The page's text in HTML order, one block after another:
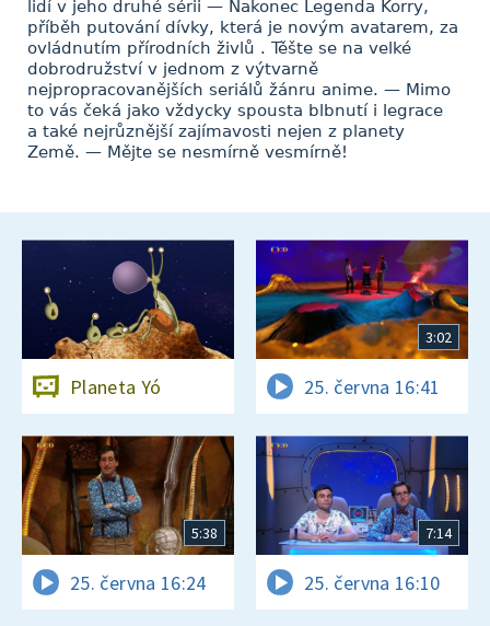
lidí v jeho druhé sérii — Nakonec Legenda Korry,
příběh putování dívky, která je novým avatarem, za
ovládnutím přírodních živlů . Těšte se na velké
dobrodružství v jednom z výtvarně
nejpropracovanějších seriálů žánru anime. — Mimo
to vás čeká jako vždycky spousta blbnutí i legrace
a také nejrůznější zajímavosti nejen z planety
Země. — Mějte se nesmírně vesmírně!
Planeta Yó
3:02
25. června 16:41
5:38
25. června 16:24
7:14
25. června 16:10